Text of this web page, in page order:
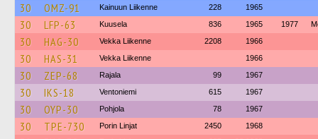
30 OMZ-91 Kainuun Liikenne 228 1965
30 LFP-63 Kuusela 836 1965 1977
30 HAG-30 Vekka Liikenne 2208 1966
30 HAS-31 Vekka Liikenne 1966
30 ZEP-68 Rajala 99 1967
30 IKS-18 Ventoniemi 615 1967
30 OYP-30 Pohjola 78 1967
30 TPE-730 Porin Linjat 2450 1968